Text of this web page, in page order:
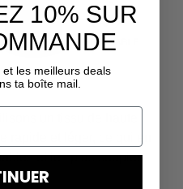
un tissu de haute
rapide et léger, ce qui en
et les plus souples
10% SUR
les meilleurs deals
ta boîte mail.